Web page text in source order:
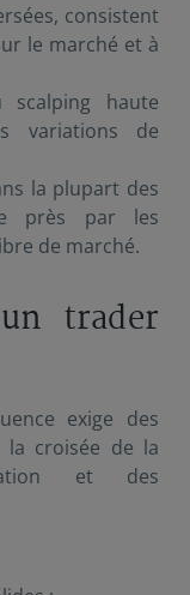
consistent
le marché et à
haute
variations de
la plupart des
près par les
de marché.
trader
exige des
la croisée de la
et des